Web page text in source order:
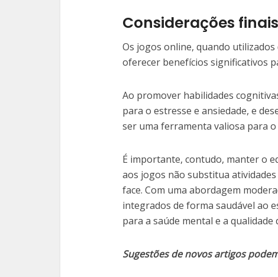
Considerações finais
Os jogos online, quando
oferecer benefícios significativos
Ao promover habilidades
para o estresse e ansiedade, e
ser uma ferramenta valiosa para
É importante, contudo, manter o
aos jogos não substitua
face. Com uma abordagem
integrados de forma saudável ao
para a saúde mental e a qualidade
Sugestões de novos artigos